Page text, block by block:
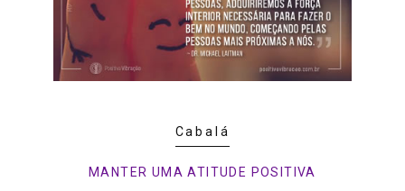
Cabalá
MANTER UMA ATITUDE POSITIVA